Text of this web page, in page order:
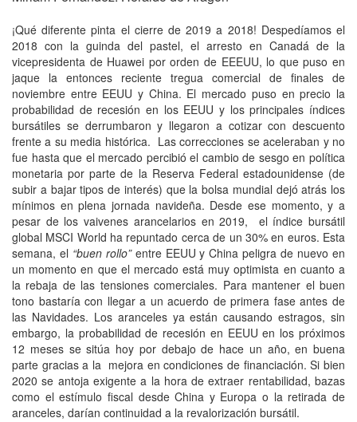
¡Qué diferente pinta el cierre de 2019 a 2018! Despedíamos el
2018 con la guinda del pastel, el arresto en Canadá de la
vicepresidenta de Huawei por orden de EEEUU, lo que puso en
jaque la entonces reciente tregua comercial de finales de
noviembre entre EEUU y China. El mercado puso en precio la
probabilidad de recesión en los EEUU y los principales índices
bursátiles se derrumbaron y llegaron a cotizar con descuento
frente a su media histórica. Las correcciones se aceleraban y no
fue hasta que el mercado percibió el cambio de sesgo en política
monetaria por parte de la Reserva Federal estadounidense (de
subir a bajar tipos de interés) que la bolsa mundial dejó atrás los
mínimos en plena jornada navideña. Desde ese momento, y a
pesar de los vaivenes arancelarios en 2019, el índice bursátil
global MSCI World ha repuntado cerca de un 30% en euros. Esta
semana, el “buen rollo” entre EEUU y China peligra de nuevo en
un momento en que el mercado está muy optimista en cuanto a
la rebaja de las tensiones comerciales. Para mantener el buen
tono bastaría con llegar a un acuerdo de primera fase antes de
las Navidades. Los aranceles ya están causando estragos, sin
embargo, la probabilidad de recesión en EEUU en los próximos
12 meses se sitúa hoy por debajo de hace un año, en buena
parte gracias a la mejora en condiciones de financiación. Si bien
2020 se antoja exigente a la hora de extraer rentabilidad, bazas
como el estímulo fiscal desde China y Europa o la retirada de
aranceles, darían continuidad a la revalorización bursátil.